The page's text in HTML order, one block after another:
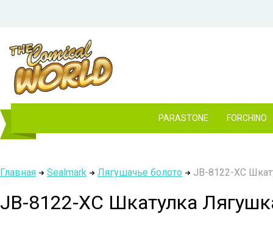
PARASTONE FORCHINO
Главная Sealmark Лягушачье болото JB-8122-XC
JB-8122-XC Шкатулка